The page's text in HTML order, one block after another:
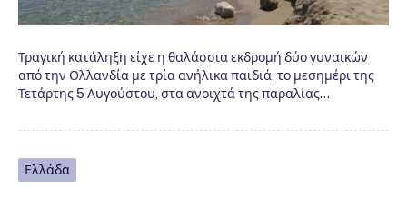
Τραγική κατάληξη είχε η θαλάσσια εκδρομή δύο γυναικών
από την Ολλανδία με τρία ανήλικα παιδιά, το μεσημέρι της
Τετάρτης 5 Αυγούστου, στα ανοιχτά της παραλίας…
Ελλάδα